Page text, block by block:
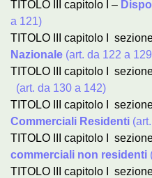
TITOLO III capitolo I –
a 121)
TITOLO III capitolo I
Nazionale (art. da 122 a
TITOLO III capitolo I
(art. da 130 a 142)
TITOLO III capitolo I
Commerciali Residenti
TITOLO III capitolo I
commerciali non residenti
TITOLO III capitolo I